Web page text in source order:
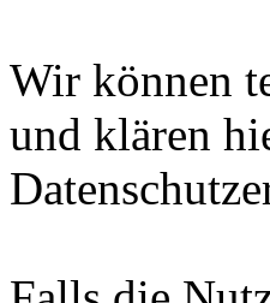
Wir können
und klären